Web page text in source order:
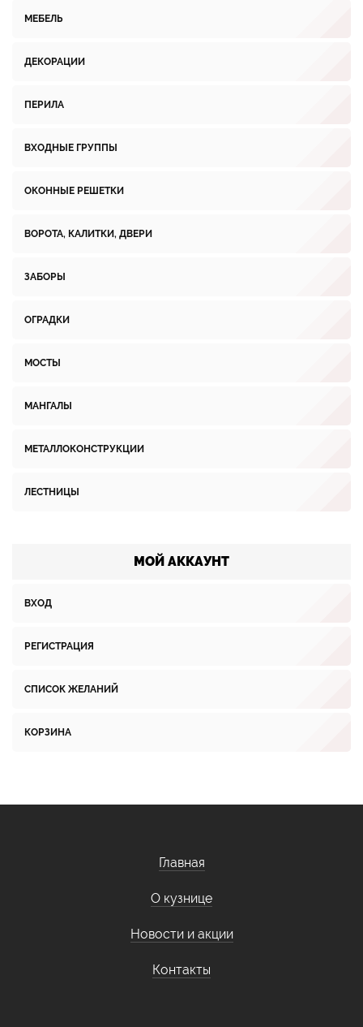
МЕБЕЛЬ
ДЕКОРАЦИИ
ПЕРИЛА
ВХОДНЫЕ ГРУППЫ
ОКОННЫЕ РЕШЕТКИ
ВОРОТА, КАЛИТКИ, ДВЕРИ
ЗАБОРЫ
ОГРАДКИ
МОСТЫ
МАНГАЛЫ
МЕТАЛЛОКОНСТРУКЦИИ
ЛЕСТНИЦЫ
МОЙ АККАУНТ
ВХОД
РЕГИСТРАЦИЯ
СПИСОК ЖЕЛАНИЙ
КОРЗИНА
Главная
О кузнице
Новости и акции
Контакты